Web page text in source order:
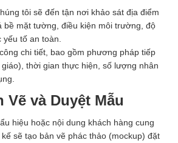
tôi sẽ đến tận nơi khảo sát địa điểm
bề mặt tường, điều kiện môi trường, độ
tố an toàn.
chi tiết, bao gồm phương pháp tiếp
thời gian thực hiện, số lượng nhân
Vẽ và Duyệt Mẫu
hiệu hoặc nội dung khách hàng cung
sẽ tạo bản vẽ phác thảo (mockup) đặt